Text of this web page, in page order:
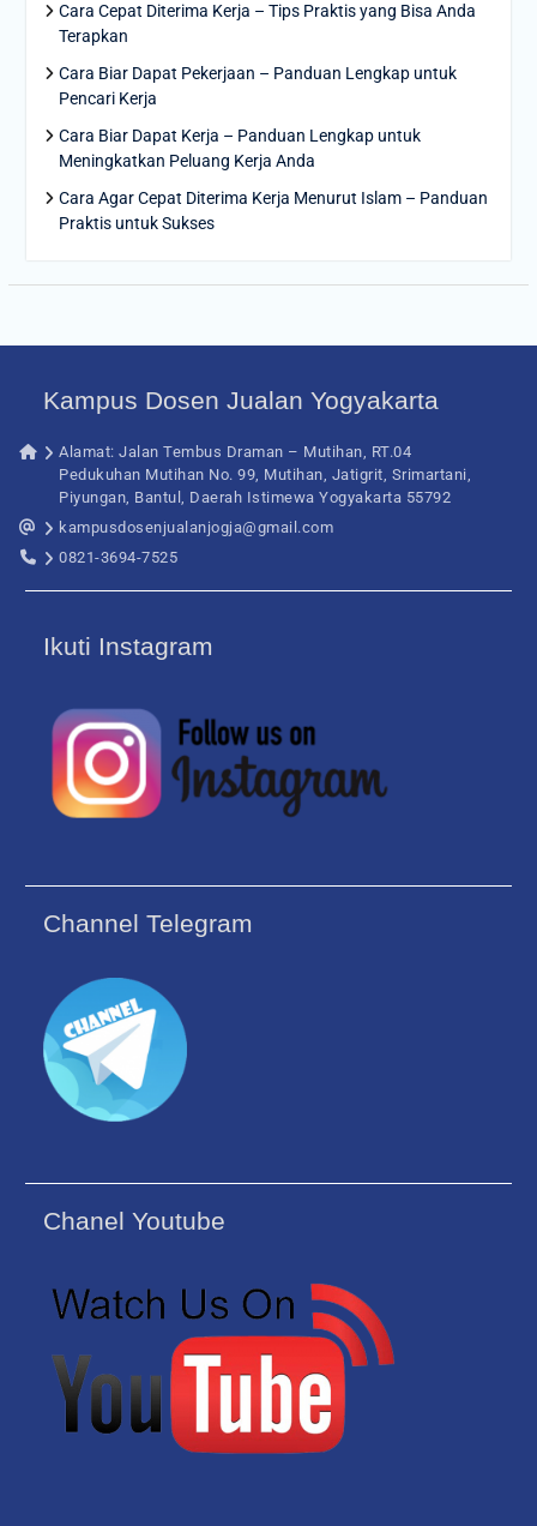
Cara Cepat Diterima Kerja – Tips Praktis yang Bisa Anda
Terapkan
Cara Biar Dapat Pekerjaan – Panduan Lengkap untuk
Pencari Kerja
Cara Biar Dapat Kerja – Panduan Lengkap untuk
Meningkatkan Peluang Kerja Anda
Cara Agar Cepat Diterima Kerja Menurut Islam – Panduan
Praktis untuk Sukses
Kampus Dosen Jualan Yogyakarta
Alamat: Jalan Tembus Draman – Mutihan, RT.04
Pedukuhan Mutihan No. 99, Mutihan, Jatigrit, Srimartani,
Piyungan, Bantul, Daerah Istimewa Yogyakarta 55792
kampusdosenjualanjogja@gmail.com
0821-3694-7525
Ikuti Instagram
Channel Telegram
Chanel Youtube